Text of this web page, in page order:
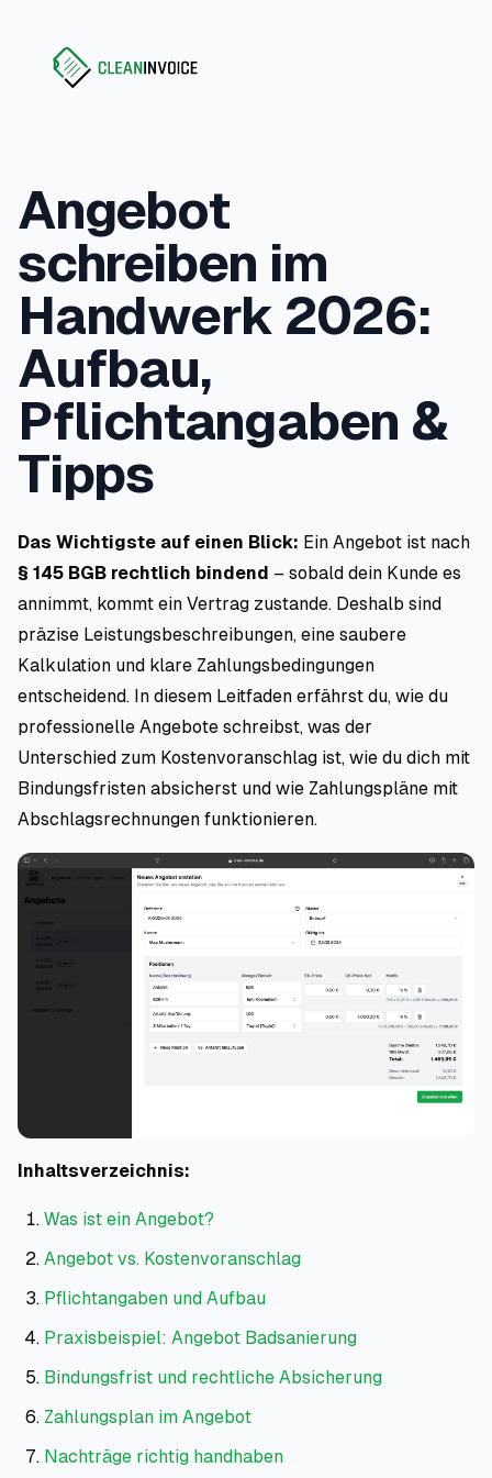
Angebot
schreiben im
Handwerk 2026:
Aufbau,
Pflichtangaben &
Tipps
Das Wichtigste auf einen Blick: Ein Angebot ist nach
§ 145 BGB rechtlich bindend – sobald dein Kunde es
annimmt, kommt ein Vertrag zustande. Deshalb sind
präzise Leistungsbeschreibungen, eine saubere
Kalkulation und klare Zahlungsbedingungen
entscheidend. In diesem Leitfaden erfährst du, wie du
professionelle Angebote schreibst, was der
Unterschied zum Kostenvoranschlag ist, wie du dich mit
Bindungsfristen absicherst und wie Zahlungspläne mit
Abschlagsrechnungen funktionieren.
Inhaltsverzeichnis:
Was ist ein Angebot?
Angebot vs. Kostenvoranschlag
Pflichtangaben und Aufbau
Praxisbeispiel: Angebot Badsanierung
Bindungsfrist und rechtliche Absicherung
Zahlungsplan im Angebot
Nachträge richtig handhaben